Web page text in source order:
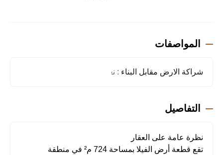
المواصفات
شراكة الارض مقابل البناء : نعم
التفاصيل
نظرة عامة على العقار
تقع قطعة أرض الفيلا بمساحة 724 م² في منطقة